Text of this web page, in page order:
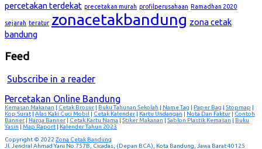
percetakan terdekat precetakan murah profilperusahaan Ramadhan 2020
sejarah teratur zonacetakbandung zona cetak
bandung
Feed
Subscribe in a reader
Percetakan Online Bandung
Kemasan Makanan Cetak Brosur Buku Tahunan Sekolah Name Tag Paper Bag Stopmap
Kop Surat
Alas Kaki Cuci Mobil Cetak Kalender Kartu Undangan Nota Dan Faktur
Contoh
Banner
Harga Banner Cetak Kartu Nama Stiker Makanan Sablon Plastik Kemasan
Buku
Yasin
Map Raport
Kalender Tahun 2023
Copyright © 2022Zona Cetak Bandung
Jl. Jendral Ahmad Yani No.757B, Cicadas, (Depan BCA), Kota Bandung, Jawa Barat 40125